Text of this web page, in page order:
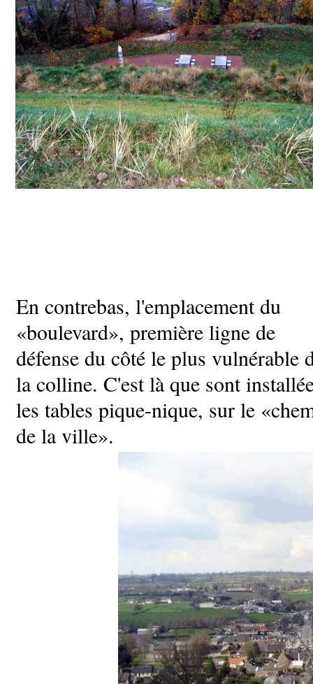
En contrebas, l'emplacement du
«boulevard», première ligne de
défense du côté le plus vulnérable
la colline. C'est là que sont
les tables pique-nique, sur le
de la ville».